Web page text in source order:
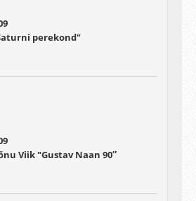
perekond"
Viik "Gustav Naan 90″